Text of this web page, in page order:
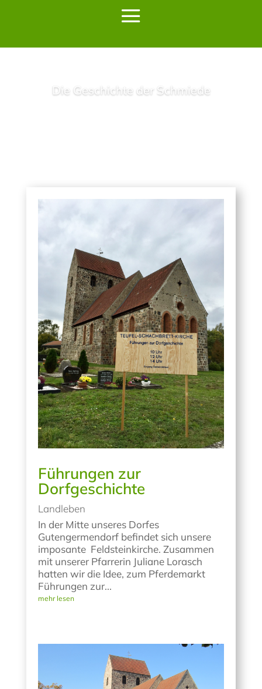
Die Geschichte der Schmiede
Führungen zur
Dorfgeschichte
Landleben
In der Mitte unseres Dorfes
Gutengermendorf befindet sich unsere
imposante Feldsteinkirche. Zusammen
mit unserer Pfarrerin Juliane Lorasch
hatten wir die Idee, zum Pferdemarkt
Führungen zur...
mehr lesen